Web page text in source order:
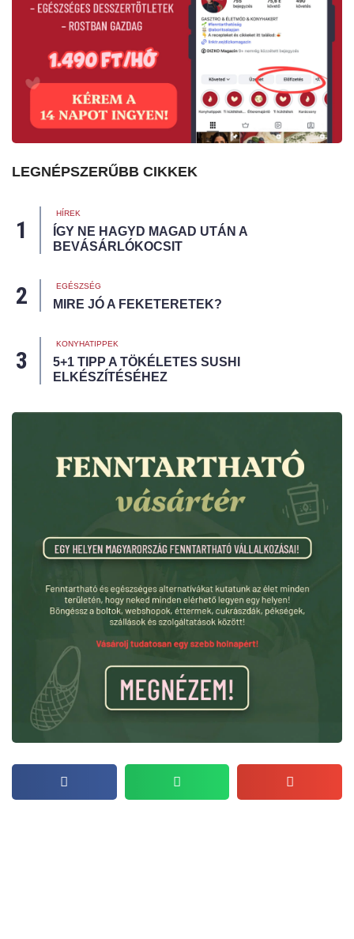
LEGNÉPSZERŰBB CIKKEK
HÍREK
ÍGY NE HAGYD MAGAD UTÁN A
BEVÁSÁRLÓKOCSIT
EGÉSZSÉG
MIRE JÓ A FEKETERETEK?
KONYHATIPPEK
5+1 TIPP A TÖKÉLETES SUSHI
ELKÉSZÍTÉSÉHEZ